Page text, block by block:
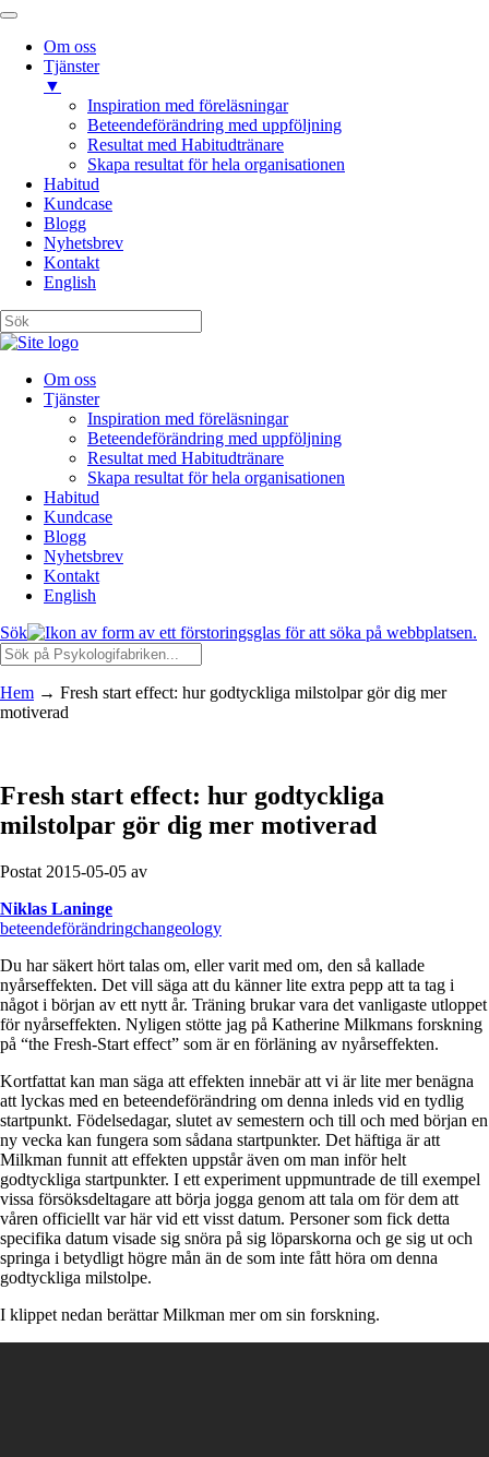
Om oss
Tjänster
▼
Inspiration med föreläsningar
Beteendeförändring med uppföljning
Resultat med Habitudtränare
Skapa resultat för hela organisationen
Habitud
Kundcase
Blogg
Nyhetsbrev
Kontakt
English
Om oss
Tjänster
Inspiration med föreläsningar
Beteendeförändring med uppföljning
Resultat med Habitudtränare
Skapa resultat för hela organisationen
Habitud
Kundcase
Blogg
Nyhetsbrev
Kontakt
English
Sök
Hem → Fresh start effect: hur godtyckliga milstolpar gör dig mer
motiverad
Fresh start effect: hur godtyckliga
milstolpar gör dig mer motiverad
Postat 2015-05-05 av
Niklas Laninge
beteendeförändringchangeology
Du har säkert hört talas om, eller varit med om, den så kallade
nyårseffekten. Det vill säga att du känner lite extra pepp att ta tag i
något i början av ett nytt år. Träning brukar vara det vanligaste utloppet
för nyårseffekten. Nyligen stötte jag på Katherine Milkmans forskning
på “the Fresh-Start effect” som är en förläning av nyårseffekten.
Kortfattat kan man säga att effekten innebär att vi är lite mer benägna
att lyckas med en beteendeförändring om denna inleds vid en tydlig
startpunkt. Födelsedagar, slutet av semestern och till och med början en
ny vecka kan fungera som sådana startpunkter. Det häftiga är att
Milkman funnit att effekten uppstår även om man inför helt
godtyckliga startpunkter. I ett experiment uppmuntrade de till exempel
vissa försöksdeltagare att börja jogga genom att tala om för dem att
våren officiellt var här vid ett visst datum. Personer som fick detta
specifika datum visade sig snöra på sig löparskorna och ge sig ut och
springa i betydligt högre mån än de som inte fått höra om denna
godtyckliga milstolpe.
I klippet nedan berättar Milkman mer om sin forskning.